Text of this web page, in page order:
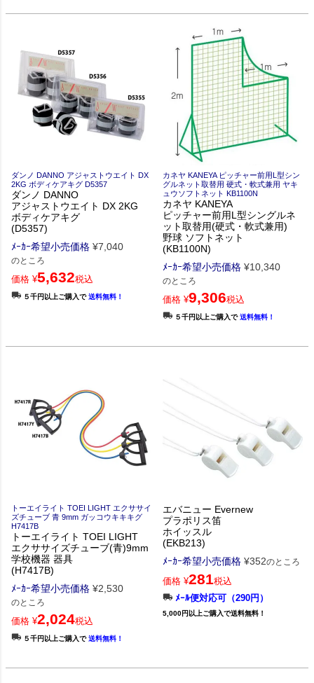
ダンノ DANNO アジャストウエイト DX
2KG ボディケアキグ D5357
ダンノ DANNO
アジャストウエイト DX 2KG
ボディケアキグ
(D5357)
ﾒｰｶｰ希望小売価格 ¥7,040
のところ
価格 ¥5,632税込
５千円以上ご購入で送料無料！
カネヤ KANEYA ピッチャー前用L型シン
グルネット取替用 硬式・軟式兼用 ヤキ
ュウソフトネット KB1100N
カネヤ KANEYA
ピッチャー前用L型シングルネ
ット取替用(硬式・軟式兼用)
野球 ソフトネット
(KB1100N)
ﾒｰｶｰ希望小売価格 ¥10,340
のところ
価格 ¥9,306税込
５千円以上ご購入で送料無料！
トーエイライト TOEI LIGHT エクササイ
ズチューブ 青 9mm ガッコウキキキグ
H7417B
トーエイライト TOEI LIGHT
エクササイズチューブ(青)9mm
学校機器 器具
(H7417B)
ﾒｰｶｰ希望小売価格 ¥2,530
のところ
価格 ¥2,024税込
５千円以上ご購入で送料無料！
エバニュー Evernew
プラポリス笛
ホイッスル
(EKB213)
ﾒｰｶｰ希望小売価格 ¥352のところ
価格 ¥281税込
ﾒｰﾙ便対応可（290円）
5,000円以上ご購入で送料無料！